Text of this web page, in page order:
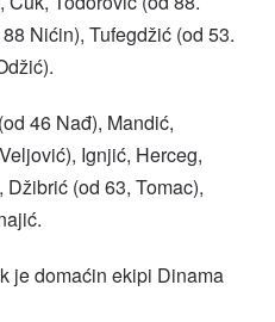
Nićin), Tufegdžić (od 53.
46 Nađ), Mandić,
Ignjić, Herceg,
(od 63, Tomac),
je domaćin ekipi Dinama